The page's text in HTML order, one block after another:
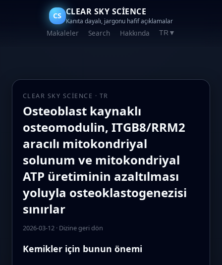
CS CLEAR SKY SCIENCE
Kanıta dayalı, jargonu hafif açıklamalar
Makaleler Search Hakkında TR ▼
CLEAR SKY SCIENCE · TR
Osteoblast kaynaklı
osteomodulin, ITGB8/RRM2
aracılı mitokondriyal
solunum ve mitokondriyal
ATP üretiminin azaltılması
yoluyla osteoklastogenezisi
sınırlar
2026-03-12· Dizine geri dön
Kemikler için bunun önemi